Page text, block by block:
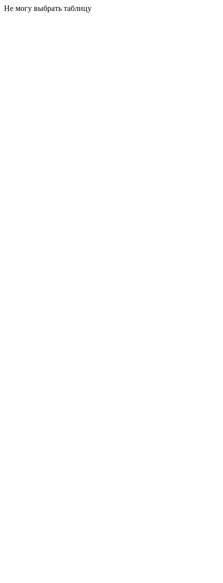
Не могу выбрать таблицу